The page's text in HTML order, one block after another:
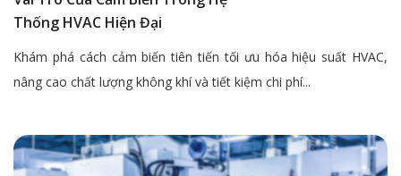
Thống HVAC Hiện Đại
Khám phá cách cảm biến tiên tiến tối ưu hóa hiệu suất HVAC,
nâng cao chất lượng không khí và tiết kiệm chi phí...